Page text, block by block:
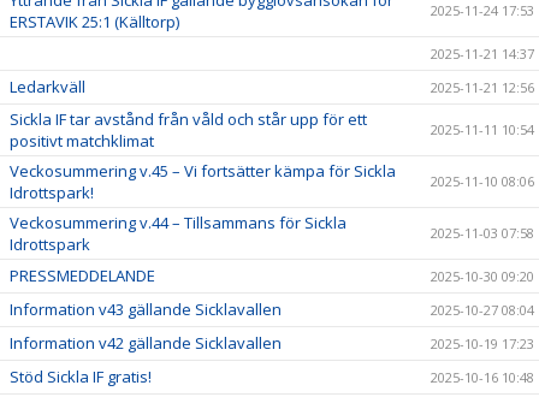
ERSTAVIK 25:1 (Källtorp)
2025-11-24 17:53
2025-11-21 14:37
Ledarkväll 2025-11-21 12:56
Sickla IF tar avstånd från våld och står upp för ett
positivt matchklimat
2025-11-11 10:54
Veckosummering v.45 – Vi fortsätter kämpa för Sickla
Idrottspark!
2025-11-10 08:06
Veckosummering v.44 – Tillsammans för Sickla
Idrottspark
2025-11-03 07:58
PRESSMEDDELANDE 2025-10-30 09:20
Information v43 gällande Sicklavallen 2025-10-27 08:04
Information v42 gällande Sicklavallen 2025-10-19 17:23
Stöd Sickla IF gratis! 2025-10-16 10:48